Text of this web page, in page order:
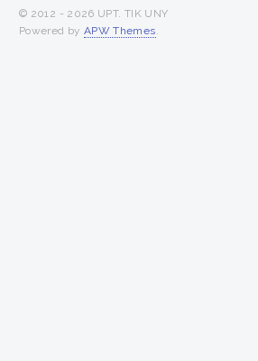
© 2012 - 2026 UPT. TIK UNY
Powered by APW Themes